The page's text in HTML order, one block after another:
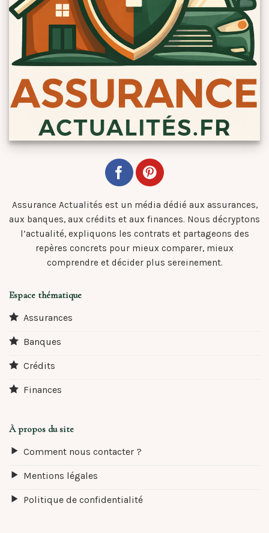
Assurance Actualités est un média dédié aux assurances,
aux banques, aux crédits et aux finances. Nous décryptons
l’actualité, expliquons les contrats et partageons des
repères concrets pour mieux comparer, mieux
comprendre et décider plus sereinement.
Espace thématique
Assurances
Banques
Crédits
Finances
À propos du site
Comment nous contacter ?
Mentions légales
Politique de confidentialité